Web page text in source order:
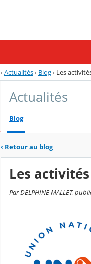
›Actualités› Blog› Les
Actualités
Blog
‹ Retour au blog
Les
Par DELPHINE MALLET,